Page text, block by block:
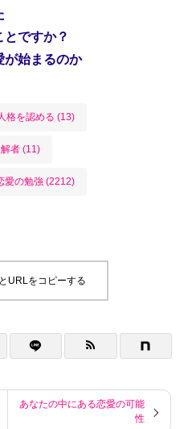
ですか？
が始まるのか
人格を認める (13)
者 (11)
愛の勉強 (2212)
URLをコピーする
あなたの中にある恋愛の可能
性